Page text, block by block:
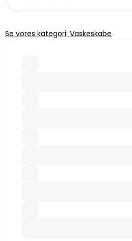
Se vores kategori: Vaskeskabe